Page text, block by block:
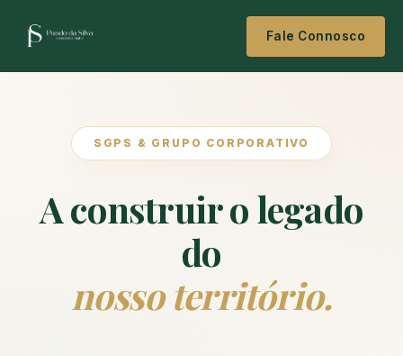
Fale Connosco
SGPS & GRUPO CORPORATIVO
A construir o legado
do
nosso território.